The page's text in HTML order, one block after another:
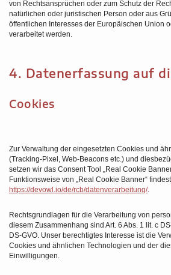
von Rechtsansprüchen oder zum Schutz der
natürlichen oder juristischen Person oder aus
öffentlichen Interesses der Europäischen Union
verarbeitet werden.
4. Datenerfassung auf
Cookies
Zur Verwaltung der eingesetzten Cookies und
(Tracking-Pixel, Web-Beacons etc.) und
setzen wir das Consent Tool „Real Cookie
Funktionsweise von „Real Cookie Banner“
https://devowl.io/de/rcb/datenverarbeitung/.
Rechtsgrundlagen für die Verarbeitung von
diesem Zusammenhang sind Art. 6 Abs. 1 lit. c
DS-GVO. Unser berechtigtes Interesse ist die
Cookies und ähnlichen Technologien und der
Einwilligungen.